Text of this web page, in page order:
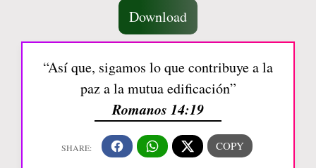
Download
“Así que, sigamos lo que contribuye a la
paz a la mutua edificación”
Romanos 14:19